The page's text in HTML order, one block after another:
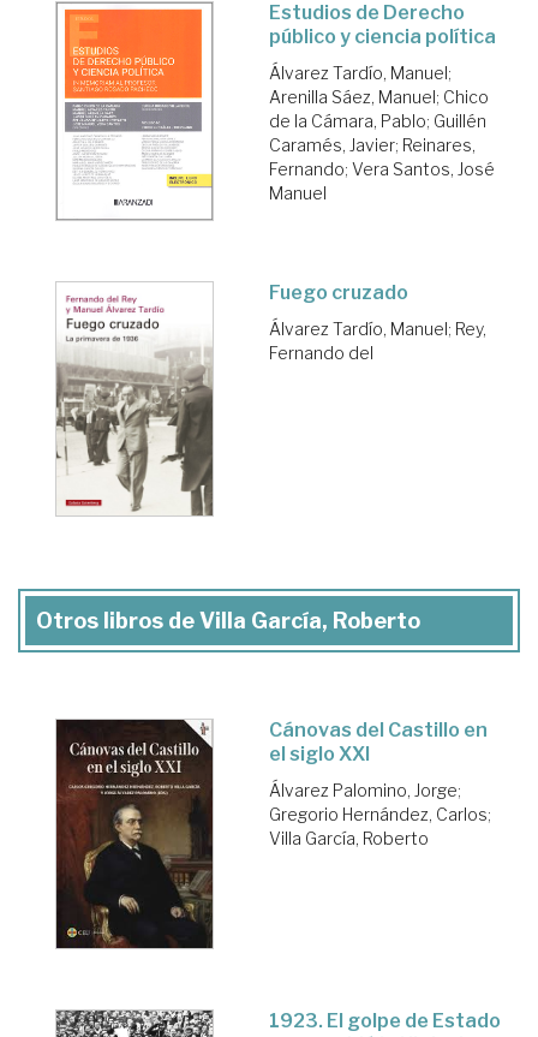
Estudios de Derecho
público y ciencia política
Álvarez Tardío, Manuel;
Arenilla Sáez, Manuel; Chico
de la Cámara, Pablo; Guillén
Caramés, Javier; Reinares,
Fernando; Vera Santos, José
Manuel
Fuego cruzado
Álvarez Tardío, Manuel; Rey,
Fernando del
Otros libros de Villa García, Roberto
Cánovas del Castillo en
el siglo XXI
Álvarez Palomino, Jorge;
Gregorio Hernández, Carlos;
Villa García, Roberto
1923. El golpe de Estado